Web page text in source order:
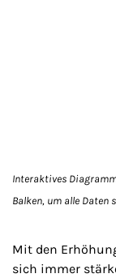
Interaktives
Balken, um alle Daten
Mit den
sich immer